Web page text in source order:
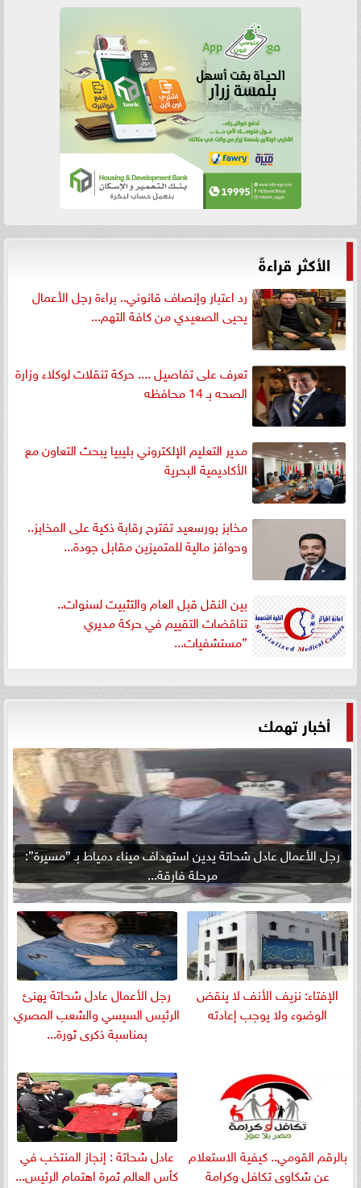
الأكثر قراءةً
رد اعتبار وإنصاف قانوني.. براءة رجل الأعمال
يحيى الصعيدي من كافة التهم...
تعرف على تفاصيل .... حركة تنقلات لوكلاء وزارة
الصحه بـ 14 محافظه
مدير التعليم الإلكتروني بليبيا يبحث التعاون مع
الأكاديمية البحرية
مخابز بورسعيد تقترح رقابة ذكية على المخابز..
وحوافز مالية للمتميزين مقابل جودة...
بين النقل قبل العام والتثبيت لسنوات..
تناقضات التقييم في حركة مديري
”مستشفيات...
أخبار تهمك
رجل الأعمال عادل شحاتة يدين استهداف ميناء دمياط بـ ”مسيرة”:
مرحلة فارقة...
الإفتاء: نزيف الأنف لا ينقض
الوضوء ولا يوجب إعادته
رجل الأعمال عادل شحاتة يهنئ
الرئيس السيسي والشعب المصري
بمناسبة ذكرى ثورة...
بالرقم القومي.. كيفية الاستعلام
عن شكاوى تكافل وكرامة
عادل شحاتة : إنجاز المنتخب في
كأس العالم ثمرة اهتمام الرئيس...